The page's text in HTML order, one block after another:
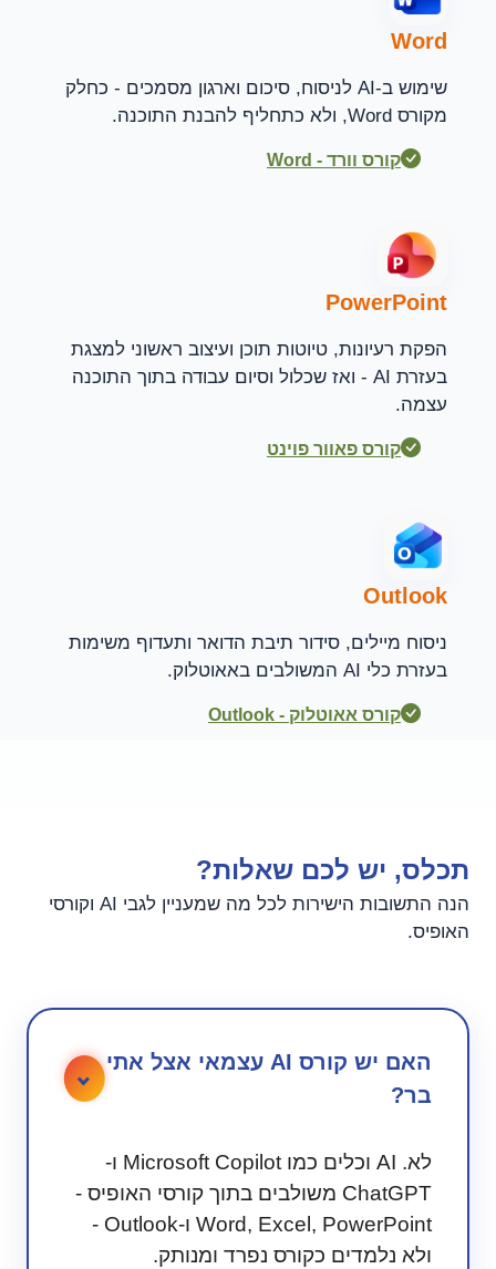
Word
שימוש ב-AI לניסוח, סיכום וארגון מסמכים - כחלק
מקורס Word, ולא כתחליף להבנת התוכנה.
קורס וורד - Word
PowerPoint
הפקת רעיונות, טיוטות תוכן ועיצוב ראשוני למצגת
בעזרת AI - ואז שכלול וסיום עבודה בתוך התוכנה
עצמה.
קורס פאוור פוינט
Outlook
ניסוח מיילים, סידור תיבת הדואר ותעדוף משימות
בעזרת כלי AI המשולבים באאוטלוק.
קורס אאוטלוק - Outlook
תכלס, יש לכם שאלות?
הנה התשובות הישירות לכל מה שמעניין לגבי AI וקורסי
האופיס.
האם יש קורס AI עצמאי אצל אתי
בר?
לא. AI וכלים כמו Microsoft Copilot ו-
ChatGPT משולבים בתוך קורסי האופיס -
Word, Excel, PowerPoint ו-Outlook -
ולא נלמדים כקורס נפרד ומנותק.